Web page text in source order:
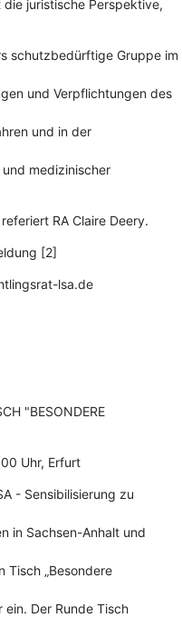
juristische Perspektive,
schutzbedürftige Gruppe im
RA Claire Deery.
[2]
lsa.de
"BESONDERE
Uhr, Erfurt
- Sensibilisierung zu
in Sachsen-Anhalt und
Tisch „Besondere
Der Runde Tisch